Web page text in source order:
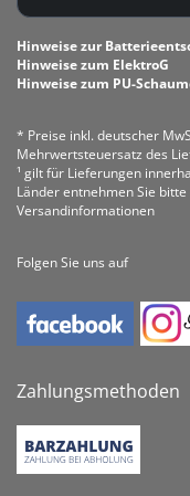
Hinweise zur
Hinweise zum ElektroG
Hinweise zum PU-
* Preise inkl. deutscher
Mehrwertsteuersatz des
¹ gilt für Lieferungen
Länder entnehmen Sie
Versandinformationen
Folgen Sie uns auf
Zahlungsmethoden